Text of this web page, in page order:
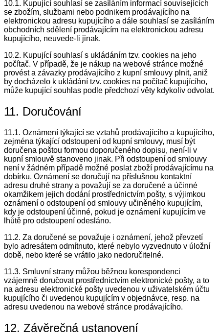
10.1. Kupující souhlasí se zasíláním informací souvisejících
se zbožím, službami nebo podnikem prodávajícího na
elektronickou adresu kupujícího a dále souhlasí se zasíláním
obchodních sdělení prodávajícím na elektronickou adresu
kupujícího, neuvede-li jinak.
10.2. Kupující souhlasí s ukládáním tzv. cookies na jeho
počítač. V případě, že je nákup na webové stránce možné
provést a závazky prodávajícího z kupní smlouvy plnit, aniž
by docházelo k ukládání tzv. cookies na počítač kupujícího,
může kupující souhlas podle předchozí věty kdykoliv odvolat.
11. Doručování
11.1. Oznámení týkající se vztahů prodávajícího a kupujícího,
zejména týkající odstoupení od kupní smlouvy, musí být
doručena poštou formou doporučeného dopisu, není-li v
kupní smlouvě stanoveno jinak. Při odstoupení od smlouvy
není v žádném případě možné poslat zboží prodávajícímu na
dobírku. Oznámení se doručují na příslušnou kontaktní
adresu druhé strany a považují se za doručené a účinné
okamžikem jejich dodání prostřednictvím pošty, s výjimkou
oznámení o odstoupení od smlouvy učiněného kupujícím,
kdy je odstoupení účinné, pokud je oznámení kupujícím ve
lhůtě pro odstoupení odesláno.
11.2. Za doručené se považuje i oznámení, jehož převzetí
bylo adresátem odmítnuto, které nebylo vyzvednuto v úložní
době, nebo které se vrátilo jako nedoručitelné.
11.3. Smluvní strany můžou běžnou korespondenci
vzájemně doručovat prostřednictvím elektronické pošty, a to
na adresu elektronické pošty uvedenou v uživatelském účtu
kupujícího či uvedenou kupujícím v objednávce, resp. na
adresu uvedenou na webové stránce prodávajícího.
12. Závěrečná ustanovení